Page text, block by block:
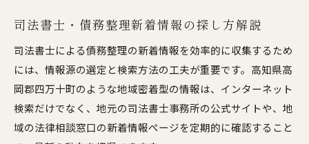
司法書士・債務整理新着情報の探し方解説
司法書士による債務整理の新着情報を効率的に収集するため
には、情報源の選定と検索方法の工夫が重要です。高知県高
岡郡四万十町のような地域密着型の情報は、インターネット
検索だけでなく、地元の司法書士事務所の公式サイトや、地
域の法律相談窓口の新着情報ページを定期的に確認すること